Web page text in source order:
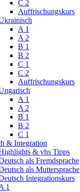
C 2
Auffrischungskurs
A 1
A 2
B 1
B 2
C 1
C 2
Auffrischungskurs
A 1
A 2
B 1
B 2
C 1
& Integration
& vhs Tipps
als Fremdsprache
als Muttersprache
Integrationskurs
1